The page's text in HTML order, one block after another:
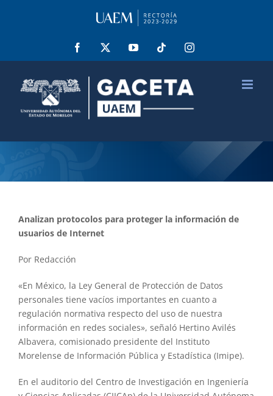
Facebook YouTube Tiktok Instagram
Analizan protocolos para proteger la información de
usuarios de Internet
Por Redacción
«En México, la Ley General de Protección de Datos
personales tiene vacíos importantes en cuanto a
regulación normativa respecto del uso de nuestra
información en redes sociales», señaló Hertino Avilés
Albavera, comisionado presidente del Instituto
Morelense de Información Pública y Estadística (Imipe).
En el auditorio del Centro de Investigación en Ingeniería